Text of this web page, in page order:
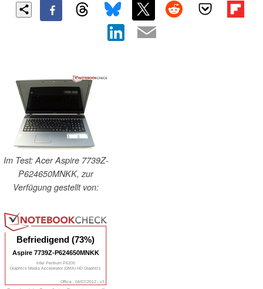
Im Test: Acer Aspire 7739Z-
P624650MNKK, zur
Verfügung gestellt von:
Befriedigend (73%)
Aspire 7739Z-P624650MNKK
Intel Pentium P6200
Graphics Media Accelerator (GMA) HD Graphics
Office - 04/07/2012 - v3